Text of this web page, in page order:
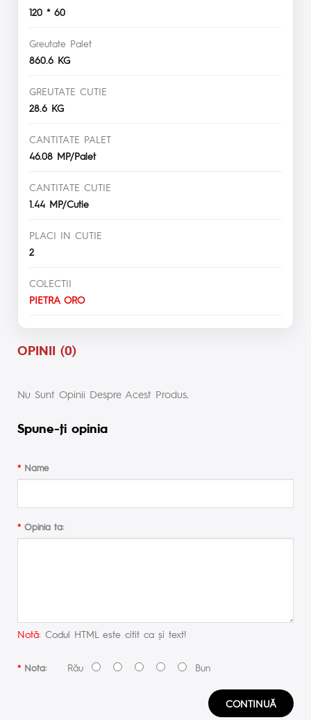
120 * 60
Greutate Palet
860.6 KG
GREUTATE CUTIE
28.6 KG
CANTITATE PALET
46.08 MP/Palet
CANTITATE CUTIE
1.44 MP/Cutie
PLACI IN CUTIE
2
COLECTII
PIETRA ORO
OPINII (0)
Nu Sunt Opinii Despre Acest Produs.
Spune-ţi opinia
Name
Opinia ta:
Notă: Codul HTML este citit ca şi text!
Nota:Rău Bun
CONTINUĂ